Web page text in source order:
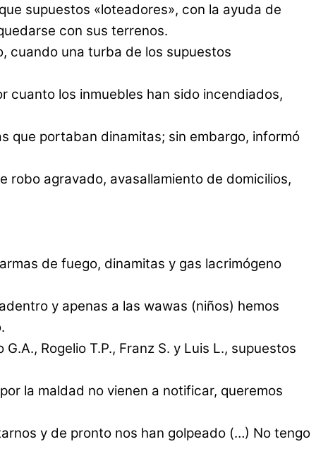
supuestos «loteadores», con la ayuda de
con sus terrenos.
cuando una turba de los supuestos
cuanto los inmuebles han sido incendiados,
que portaban dinamitas; sin embargo, informó
agravado, avasallamiento de domicilios,
de fuego, dinamitas y gas lacrimógeno
y apenas a las wawas (niños) hemos
Rogelio T.P., Franz S. y Luis L., supuestos
la maldad no vienen a notificar, queremos
y de pronto nos han golpeado (…) No tengo